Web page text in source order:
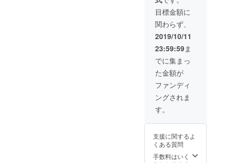
のクレ
ジット
名をご
記入く
ださ
い）。
※お届
けは、
2019年
12月中
旬の予
定です
（箱に
る予定
で
す）。
順不同
となり
ます。
必ず備
考欄に
ご希望
のクレ
ジット
名をご
記入く
ださ
い）。
※トー
は、
2020年
1月に東
京山手
線内に
ご希望
のお名
前をご
記入く
ださ
※巻末
には、
のお名
前をク
トいた
順は、
順不同
となり
ます。
必ず備
を複写
して、
書籍と
なった
無二』
ととも
にお届
けいた
します
（うち1
部に著
ンをい
たしま
す。為
書きの
有無を
ショー
ご招待
チケッ
ト1枚
・土田
昇氏製
作切出
小刀1本
著者
ふたり
が感謝
の意を
書いた
を複写
して、
書籍と
目標金額に
関わらず、
2019/10/11
23:59:59ま
でに集まっ
た金額が
ファンディ
ングされま
す。
支援に関するよ
くある質問
手数料はいく